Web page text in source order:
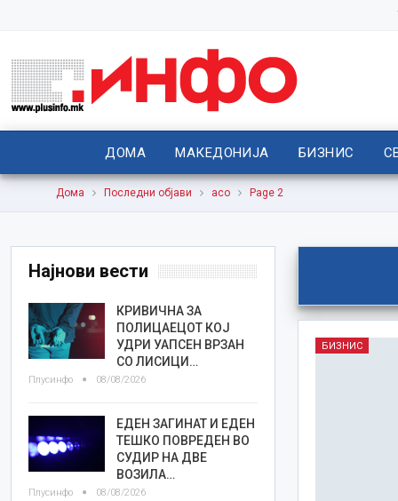
ДОМА МАКЕДОНИЈА БИЗНИС
Дома Последни објави асо Page 2
БИЗНИС
Најнови вести
КРИВИЧНА ЗА
ПОЛИЦАЕЦОТ КОЈ
УДРИ УАПСЕН ВРЗАН
СО ЛИСИЦИ…
Плусинфо 08/08/2026
ЕДЕН ЗАГИНАТ И ЕДЕН
ТЕШКО ПОВРЕДЕН ВО
СУДИР НА ДВЕ
ВОЗИЛА…
Плусинфо 08/08/2026